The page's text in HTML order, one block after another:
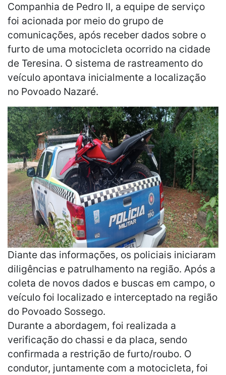
Companhia de Pedro II, a equipe de serviço
foi acionada por meio do grupo de
comunicações, após receber dados sobre o
furto de uma motocicleta ocorrido na cidade
de Teresina. O sistema de rastreamento do
veículo apontava inicialmente a localização
no Povoado Nazaré.
Diante das informações, os policiais iniciaram
diligências e patrulhamento na região. Após a
coleta de novos dados e buscas em campo, o
veículo foi localizado e interceptado na região
do Povoado Sossego.
Durante a abordagem, foi realizada a
verificação do chassi e da placa, sendo
confirmada a restrição de furto/roubo. O
condutor, juntamente com a motocicleta, foi